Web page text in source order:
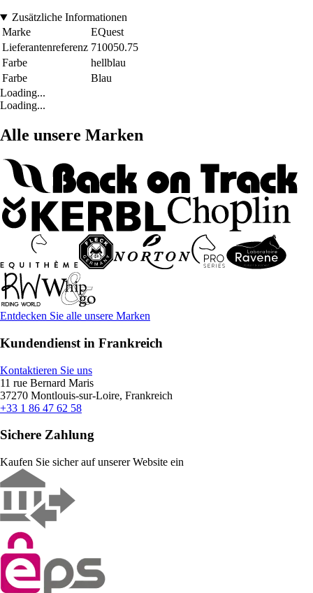
Zusätzliche Informationen
Marke
EQuest
Lieferantenreferenz 710050.75
Farbe
hellblau
Farbe
Blau
Loading...
Loading...
Alle unsere Marken
Entdecken Sie alle unsere Marken
Kundendienst in Frankreich
Kontaktieren Sie uns
11 rue Bernard Maris
37270 Montlouis-sur-Loire, Frankreich
+33 1 86 47 62 58
Sichere Zahlung
Kaufen Sie sicher auf unserer Website ein